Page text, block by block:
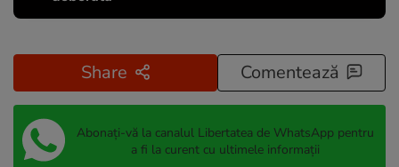
Share Comentează
Abonați-vă la canalul Libertatea de WhatsApp pentru
a fi la curent cu ultimele informații